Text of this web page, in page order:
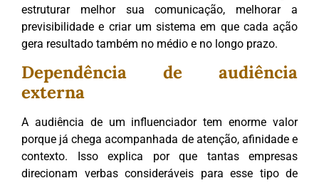
estruturar melhor sua comunicação, melhorar a
previsibilidade e criar um sistema em que cada ação
gera resultado também no médio e no longo prazo.
Dependência de audiência
externa
A audiência de um influenciador tem enorme valor
porque já chega acompanhada de atenção, afinidade e
contexto. Isso explica por que tantas empresas
direcionam verbas consideráveis para esse tipo de